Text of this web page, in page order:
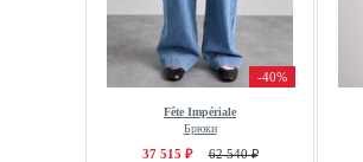
-40%
Fête Impériale
Брюки
37 515 ₽ 62 540 ₽